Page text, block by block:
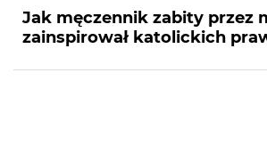
Jak męczennik zabity przez
zainspirował katolickich